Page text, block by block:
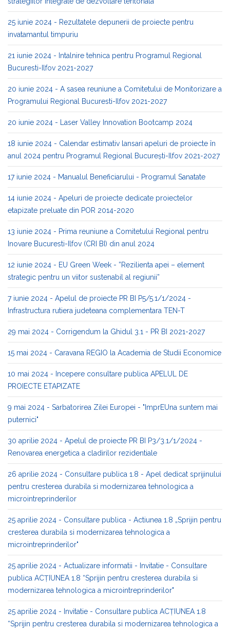
25 iunie 2024 - Rezultatele depunerii de proiecte pentru
invatamantul timpuriu
21 iunie 2024 - Intalnire tehnica pentru Programul Regional
Bucuresti-Ilfov 2021-2027
20 iunie 2024 - A sasea reuniune a Comitetului de Monitorizare a
Programului Regional Bucuresti-Ilfov 2021-2027
20 iunie 2024 - Laser Valley Innovation Bootcamp 2024
18 iunie 2024 - Calendar estimativ lansari apeluri de proiecte în
anul 2024 pentru Programul Regional București-Ilfov 2021-2027
17 iunie 2024 - Manualul Beneficiarului - Programul Sanatate
14 iunie 2024 - Apeluri de proiecte dedicate proiectelor
etapizate preluate din POR 2014-2020
13 iunie 2024 - Prima reuniune a Comitetului Regional pentru
Inovare Bucuresti-Ilfov (CRI BI) din anul 2024
12 iunie 2024 - EU Green Week - ”Rezilienta apei – element
strategic pentru un viitor sustenabil al regiunii”
7 iunie 2024 - Apelul de proiecte PR BI P5/5.1/1/2024 -
Infrastructura rutiera judeteana complementara TEN-T
29 mai 2024 - Corrigendum la Ghidul 3.1 - PR BI 2021-2027
15 mai 2024 - Caravana REGIO la Academia de Studii Economice
10 mai 2024 - Incepere consultare publica APELUL DE
PROIECTE ETAPIZATE
9 mai 2024 - Sarbatorirea Zilei Europei - "ImprEUna suntem mai
puternici"
30 aprilie 2024 - Apelul de proiecte PR BI P3/3.1/1/2024 -
Renovarea energetica a cladirilor rezidentiale
26 aprilie 2024 - Consultare publica 1.8 - Apel dedicat sprijinului
pentru cresterea durabila si modernizarea tehnologica a
microintreprinderilor
25 aprilie 2024 - Consultare publica - Actiunea 1.8 „Sprijin pentru
cresterea durabila si modernizarea tehnologica a
microintreprinderilor"
25 aprilie 2024 - Actualizare informatii - Invitatie - Consultare
publica ACȚIUNEA 1.8 “Sprijin pentru cresterea durabila si
modernizarea tehnologica a microintreprinderilor"
25 aprilie 2024 - Invitatie - Consultare publica ACȚIUNEA 1.8
“Sprijin pentru cresterea durabila si modernizarea tehnologica a